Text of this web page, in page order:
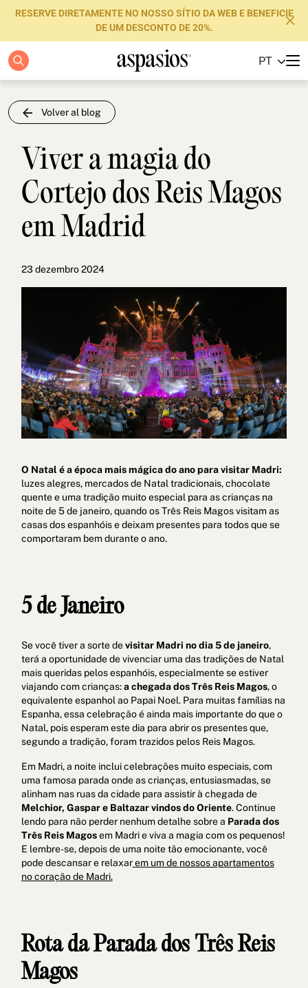
RESERVE DIRETAMENTE NO NOSSO SÍTIO DA WEB E BENEFICIE
DE UM DESCONTO DE 20%.
PT
Apartamentos
Boutique Hotels
Sobre nós
Blog
Investidores
Contacte-nos
Política de cookies Política de privacidade
Política de Privacidade nas Redes Sociais Aviso Legal
Termos e condições Canal de denúncias
Livro de Reclamações para Porto
Viver a magia do
Cortejo dos Reis Magos
em Madrid
23 dezembro 2024
O Natal é a época mais mágica do ano para visitar Madri:
luzes alegres, mercados de Natal tradicionais, chocolate
quente e uma tradição muito especial para as crianças na
noite de 5 de janeiro, quando os Três Reis Magos visitam as
casas dos espanhóis e deixam presentes para todos que se
comportaram bem durante o ano.
5 de Janeiro
Se você tiver a sorte devisitar Madri no dia 5 de janeiro,
terá a oportunidade de vivenciar uma das tradições de Natal
mais queridas pelos espanhóis, especialmente se estiver
viajando com crianças:a chegada dos Três Reis Magos, o
equivalente espanhol ao Papai Noel. Para muitas famílias na
Espanha, essa celebração é ainda mais importante do que o
Natal, pois esperam este dia para abrir os presentes que,
segundo a tradição, foram trazidos pelos Reis Magos.
Em Madri, a noite inclui celebrações muito especiais, com
uma famosa parada onde as crianças, entusiasmadas, se
alinham nas ruas da cidade para assistir à chegada de
Melchior, Gaspar e Baltazar vindos do Oriente. Continue
lendo para não perder nenhum detalhe sobre a Parada dos
Três Reis Magosem Madri e viva a magia com os pequenos!
E lembre-se, depois de uma noite tão emocionante, você
pode descansar e relaxarem um de nossos apartamentos
no coração de Madri.
Rota da Parada dos Três Reis
Magos
Volver al blog